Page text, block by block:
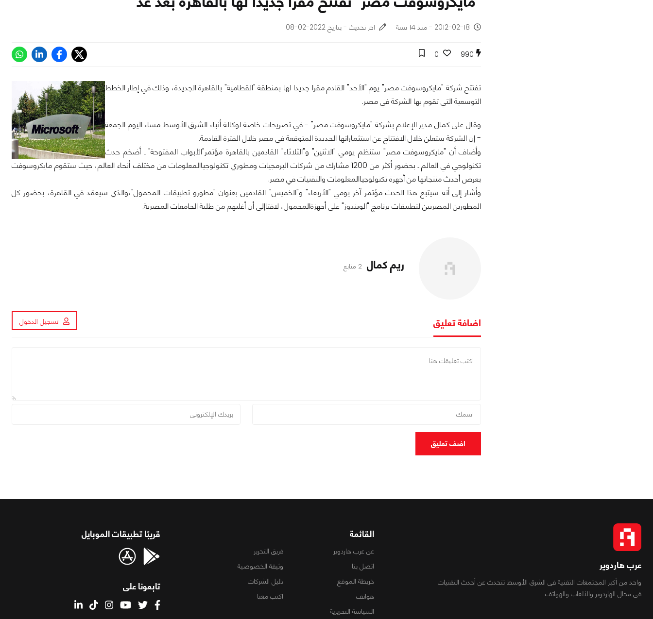
2012-02-18 - منذ 14 سنة اخر تحديث - بتاريخ 2022-02-08
990
0
تفتتح شركة "مايكروسوفت مصر" يوم "الأحد" القادم مقرا جديدا لها بمنطقة "القطامية" بالقاهرة الجديدة، وذلك في إطار الخطط
التوسعية التي تقوم بها الشركة في مصر.
وقال على كمال مدير الإعلام بشركة "مايكروسوفت مصر" - في تصريحات خاصة لوكالة أنباء الشرق الأوسط مساء اليوم الجمعة
- إن الشركة ستعلن خلال الافتتاح عن استثماراتها الجديدة المتوقعة في مصر خلال الفترة القادمة.
وأضاف أن "مايكروسوفت مصر" ستنظم يومي "الاثنين" و"الثلاثاء" القادمين بالقاهرة مؤتمر"الأبواب المفتوحة" ـ أضخم حدث
تكنولوجي في العالم ـ بحضور أكثر من 1200 مشارك من شركات البرمجيات ومطوري تكنولوجياالمعلومات من مختلف أنحاء العالم، حيث ستقوم مايكروسوفت
بعرض أحدث منتجاتها من أجهزة تكنولوجياالمعلومات والتقنيات في مصر.
وأشار إلى أنه سيتبع هذا الحدث مؤتمر آخر يومي "الأربعاء" و"الخميس" القادمين بعنوان "مطورو تطبيقات المحمول"،والذي سيعقد في القاهرة، بحضور كل
المطورين المصريين لتطبيقات برنامج "الويندوز" على أجهزةالمحمول، لافتاإلى أن أغلبهم من طلبة الجامعات المصرية.
ريم كمال 2 متابع
اضافة تعليق تسجيل الدخول
اضف تعليق
عرب هاردوير
واحد من أكبر المجتمعات التقنية فى الشرق الأوسط تتحدث عن أحدث التقنيات
فى مجال الهاردوير والألعاب والهواتف
القائمة
عن عرب هاردوير
فريق التحرير
اتصل بنا
وثيقة الخصوصية
خريطة الموقع
دليل الشركات
هواتف
اكتب معنا
السياسة التحريرية
قريبًا تطبيقات الموبايل
تابعونا على